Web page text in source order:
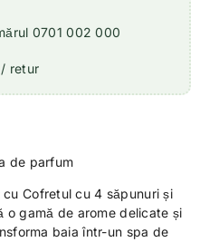
0701 002 000
retur
de parfum
Cofretul cu 4 săpunuri și
o gamă de arome delicate și
baia într-un spa de